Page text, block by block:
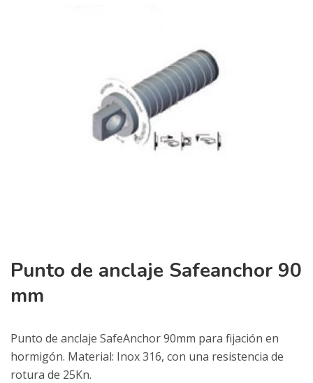
Punto de anclaje Safeanchor 90
mm
Punto de anclaje SafeAnchor 90mm para fijación en
hormigón. Material: Inox 316, con una resistencia de
rotura de 25Kn.